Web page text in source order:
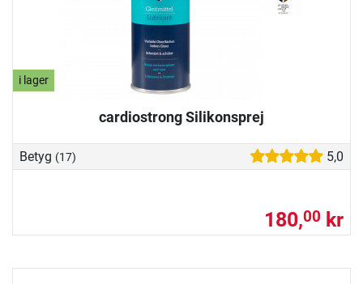
i lager
cardiostrong Silikonsprej
Betyg (17) 5,0
180,00 kr